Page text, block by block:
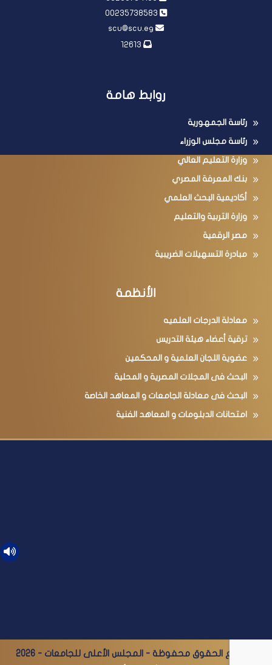
روابط هامة
رئاسة الجمهورية
رئاسة مجلس الوزراء
وزارة التعليم العالي
بنك المعرفة المصري
أكاديمية البحث العلمي
وزارة التربية والتعليم
مصر الرقمية
مبادرة التسهيلات الضريبية
الأنظمة
معادلة الدرجات العلميه
ترقية أعضاء هيئة التدريس
عضوية اللجان العلمية و المحكمين
البحث فى المجلات المصرية و المحلية
البحث فى معادلة الجامعات و المعاهد الخاصة
امتحانات الدبلومات و المعاهد الفنية
© جميع الحقوق محفوظة - المجلس الأعلى للجامعات - 2026